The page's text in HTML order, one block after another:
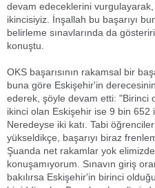
devam edeceklerini
ikincisiyiz. İnşallah bu başarıyı
belirleme sınavlarında da
konuştu.
OKS başarısının rakamsal bir
buna göre Eskişehir'in
ederek, şöyle devam etti: "Birinci
ikinci olan Eskişehir ise 9 bin 652
Neredeyse iki katı. Tabi
yükseldikçe, başarıyı biraz
Şuanda net rakamlar yok
konuşamıyorum. Sınavın giriş
bakılırsa Eskişehir'in birinci